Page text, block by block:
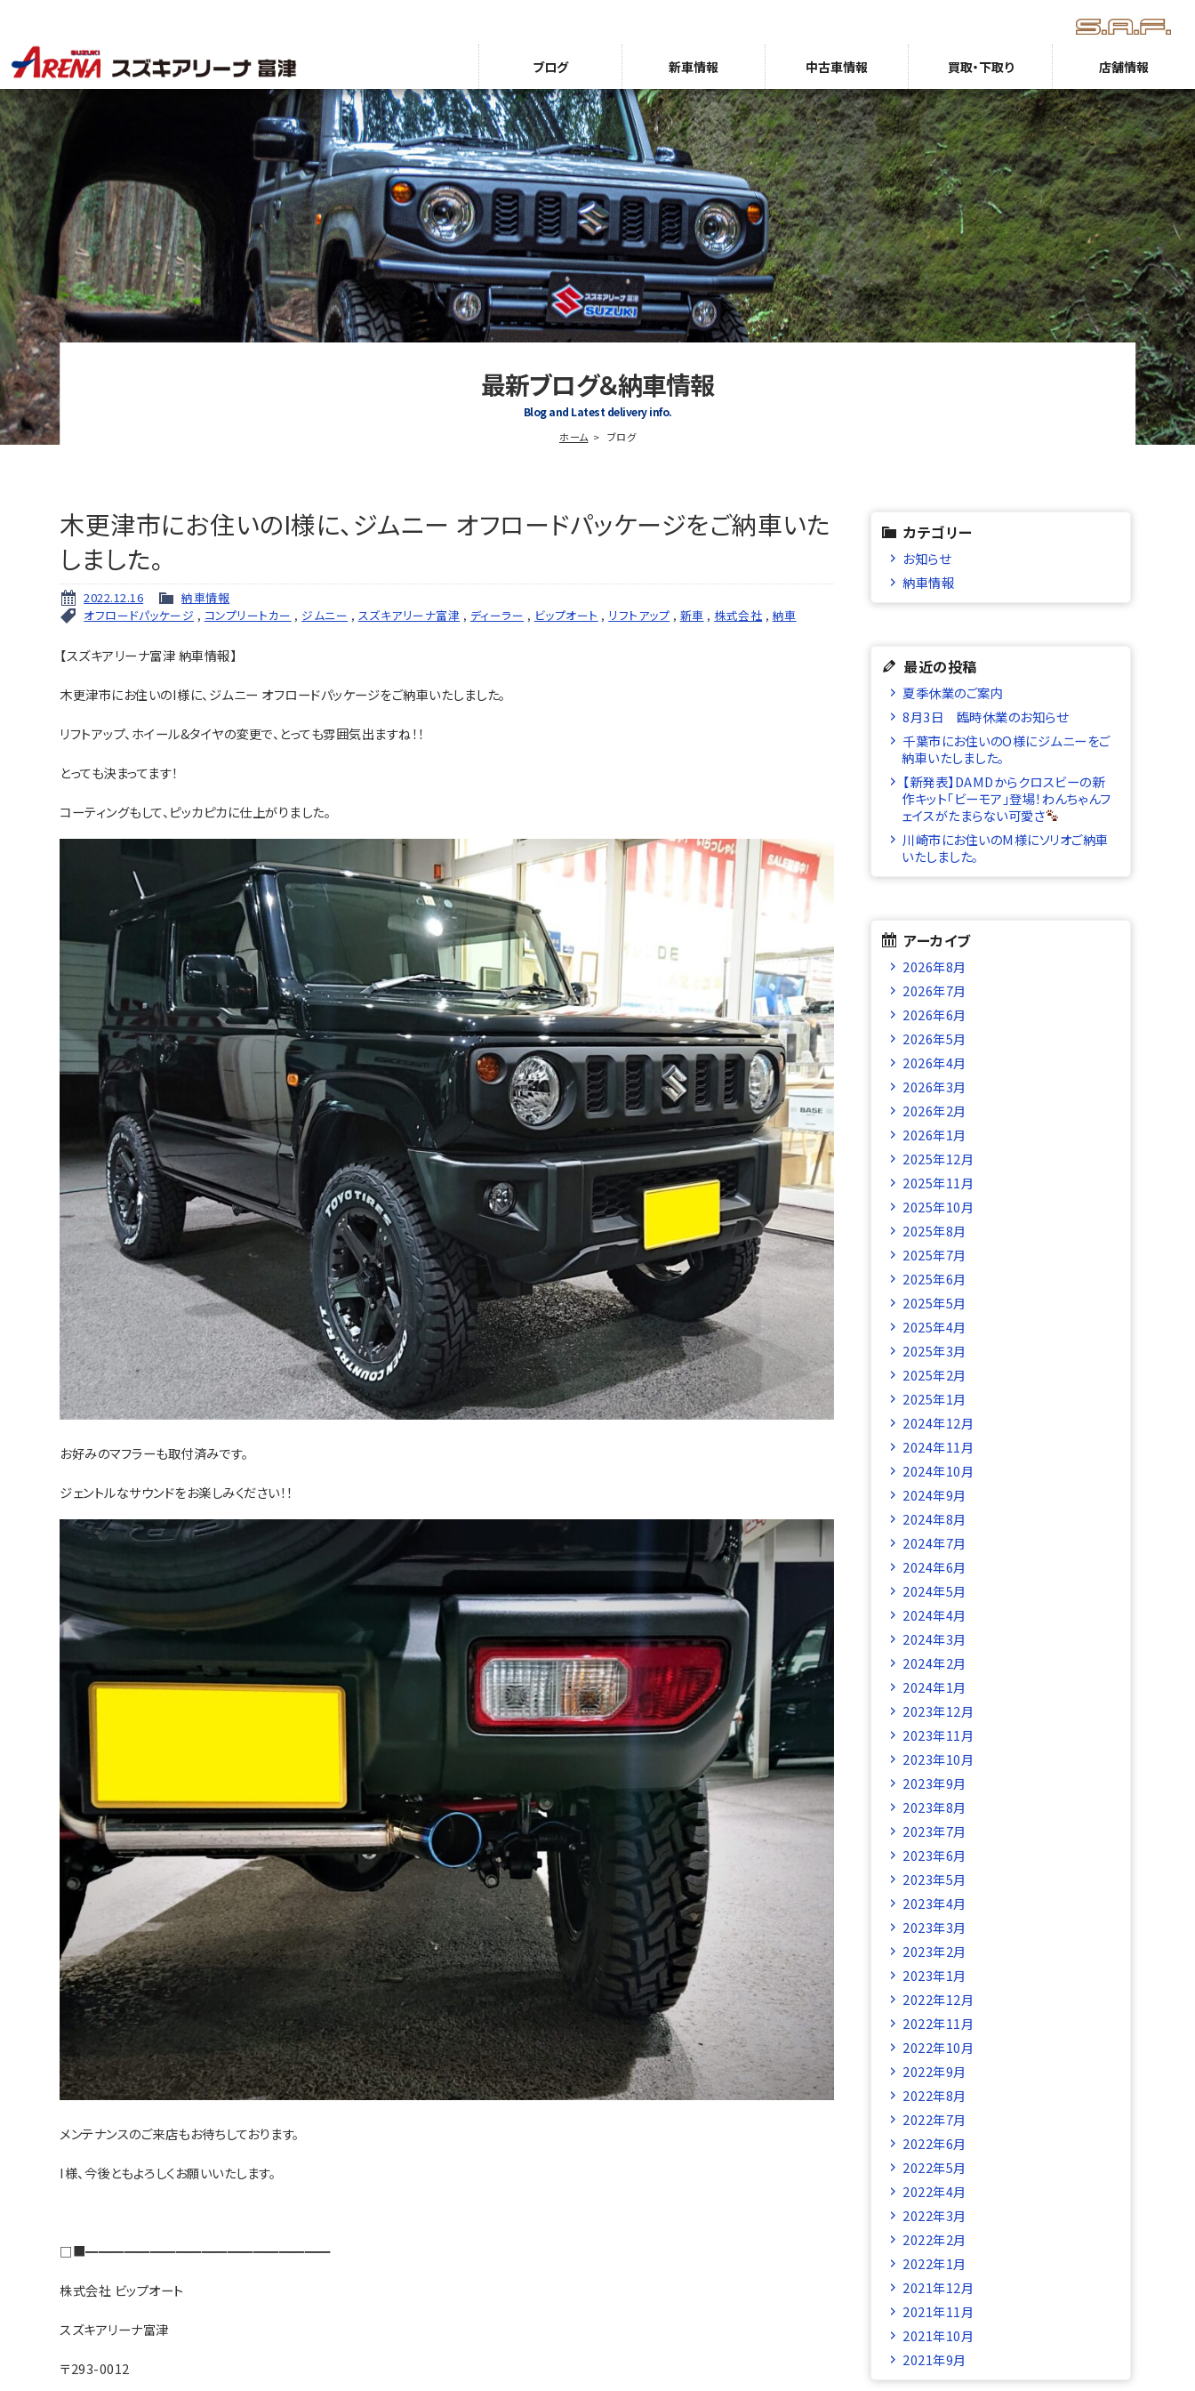
ブログ 新車情報 中古車情報 買取・下取り 店舗情報
最新ブログ＆納車情報
Blog and Latest delivery info.
ホーム ブログ
木更津市にお住いのI様に、ジムニー オフロードパッケージをご納車いた
しました。
2022.12.16
納車情報
オフロードパッケージ , コンプリートカー , ジムニー , スズキアリーナ富津 , ディーラー , ビップオート , リフトアップ , 新車 , 株式会社 , 納車
【スズキアリーナ富津 納車情報】
木更津市にお住いのI様に、ジムニー オフロードパッケージをご納車いたしました。
リフトアップ、ホイール&タイヤの変更で、とっても雰囲気出ますね！！
とっても決まってます！
コーティングもして、ピッカピカに仕上がりました。
お好みのマフラーも取付済みです。
ジェントルなサウンドをお楽しみください！！
メンテナンスのご来店もお待ちしております。
I様、今後ともよろしくお願いいたします。
□■━━━━━━━━━━━━━━━━━━━
株式会社 ビップオート
スズキアリーナ富津
〒293-0012
カテゴリー
お知らせ
納車情報
最近の投稿
夏季休業のご案内
8月3日 臨時休業のお知らせ
千葉市にお住いのO様にジムニーをご
納車いたしました。
【新発表】DAMDからクロスビーの新
作キット「ビーモア」登場！わんちゃんフ
ェイスがたまらない可愛さ
川崎市にお住いのM様にソリオご納車
いたしました。
アーカイブ
2026年8月
2026年7月
2026年6月
2026年5月
2026年4月
2026年3月
2026年2月
2026年1月
2025年12月
2025年11月
2025年10月
2025年8月
2025年7月
2025年6月
2025年5月
2025年4月
2025年3月
2025年2月
2025年1月
2024年12月
2024年11月
2024年10月
2024年9月
2024年8月
2024年7月
2024年6月
2024年5月
2024年4月
2024年3月
2024年2月
2024年1月
2023年12月
2023年11月
2023年10月
2023年9月
2023年8月
2023年7月
2023年6月
2023年5月
2023年4月
2023年3月
2023年2月
2023年1月
2022年12月
2022年11月
2022年10月
2022年9月
2022年8月
2022年7月
2022年6月
2022年5月
2022年4月
2022年3月
2022年2月
2022年1月
2021年12月
2021年11月
2021年10月
2021年9月